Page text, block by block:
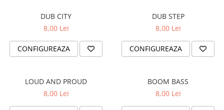
STICKERE PENTRU CAPOTA
STICKERE PENTRU LATERALE
STICKERE PERSONALIZATE
STICKERE PRINTATE
STICKERE UTILAJE AGRICOLE
VANATOARE - PESCUIT
DUB CITY
8,00 Lei
CONFIGUREAZA
DUB STEP
8,00 Lei
CONFIGUREAZA
LOUD AND PROUD
8,00 Lei
BOOM BASS
8,00 Lei